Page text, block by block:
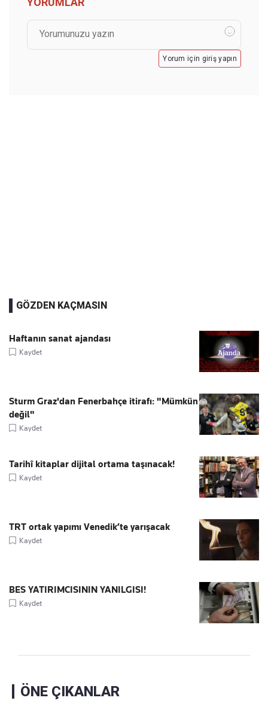
Yorum için giriş yapın
GÖZDEN KAÇMASIN
Haftanın sanat ajandası
Kaydet
Sturm Graz'dan Fenerbahçe itirafı: "Mümkün
değil"
Kaydet
Tarihî kitaplar dijital ortama taşınacak!
Kaydet
TRT ortak yapımı Venedik’te yarışacak
Kaydet
BES YATIRIMCISININ YANILGISI!
Kaydet
ÖNE ÇIKANLAR